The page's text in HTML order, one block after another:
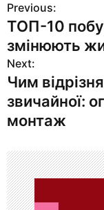
Н
а
в
и
г
ц
и
Previous:
ТОП-10
змінюють
Next:
Чим
звичайної:
монтаж